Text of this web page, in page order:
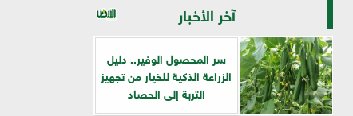
آخر الأخبار
سر المحصول الوفير.. دليل
الزراعة الذكية للخيار من تجهيز
التربة إلى الحصاد